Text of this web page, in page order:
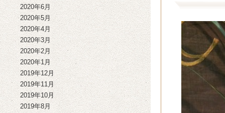
2020年6月
2020年5月
2020年4月
2020年3月
2020年2月
2020年1月
2019年12月
2019年11月
2019年10月
2019年8月